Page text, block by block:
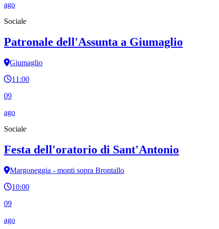
ago
Sociale
Patronale dell'Assunta a Giumaglio
Giumaglio
11:00
09
ago
Sociale
Festa dell'oratorio di Sant'Antonio
Margoneggia - monti sopra Brontallo
10:00
09
ago